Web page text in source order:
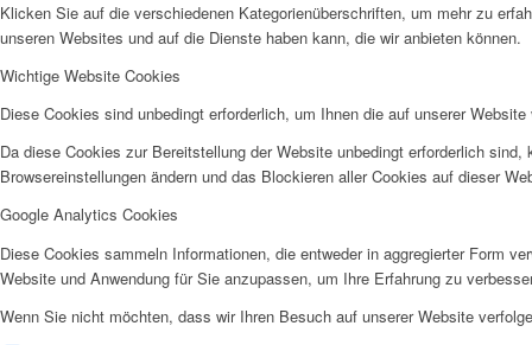
Klicken Sie auf die verschiedenen Kategorienüberschriften, um mehr zu
unseren Websites und auf die Dienste haben kann, die wir anbieten können.
Wichtige Website Cookies
Diese Cookies sind unbedingt erforderlich, um Ihnen die auf unserer
Da diese Cookies zur Bereitstellung der Website unbedingt erforderlich
Browsereinstellungen ändern und das Blockieren aller Cookies auf dieser
Google Analytics Cookies
Diese Cookies sammeln Informationen, die entweder in aggregierter Form
Website und Anwendung für Sie anzupassen, um Ihre Erfahrung zu
Wenn Sie nicht möchten, dass wir Ihren Besuch auf unserer Website